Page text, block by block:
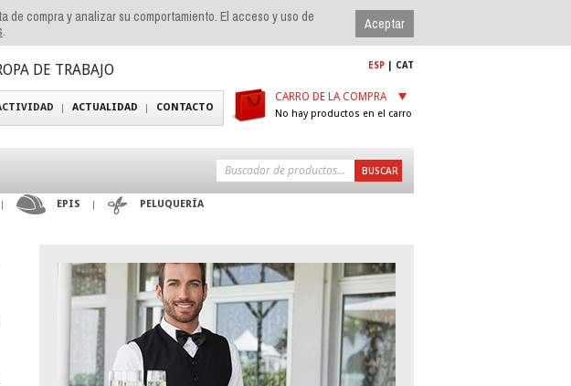
compra y analizar su comportamiento. El acceso y uso de
.
DE TRABAJO ESP CAT
CARRO DE LA COMPRA
No hay productos en el carro
ACTUALIDAD CONTACTO
EPIS PELUQUERÍA